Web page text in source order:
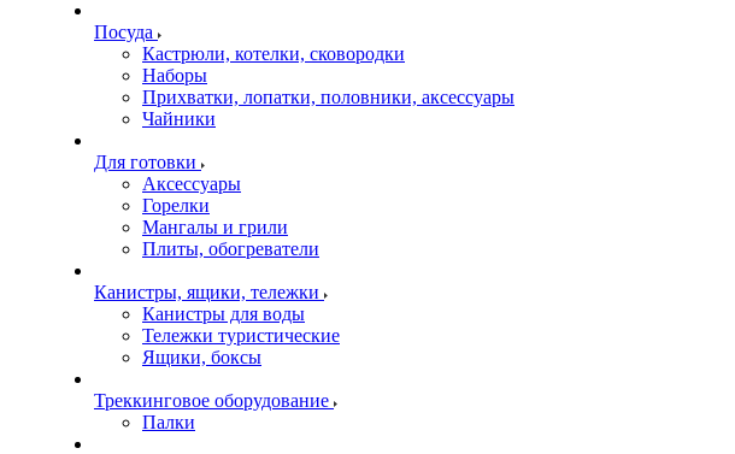
Посуда
Кастрюли, котелки, сковородки
Наборы
Прихватки, лопатки, половники, аксессуары
Чайники
Для готовки
Аксессуары
Горелки
Мангалы и грили
Плиты, обогреватели
Канистры, ящики, тележки
Канистры для воды
Тележки туристические
Ящики, боксы
Треккинговое оборудование
Палки